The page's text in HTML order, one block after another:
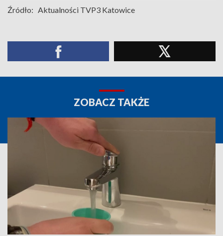
Źródło: Aktualności TVP3 Katowice
ZOBACZ TAKŻE